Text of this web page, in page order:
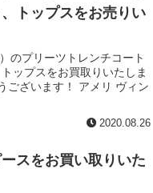
トップスをお売りい
のプリーツトレンチコート
ップスをお買取りいたしま
ございます！ アメリ ヴィン
2020.08.26
スをお買い取りいた